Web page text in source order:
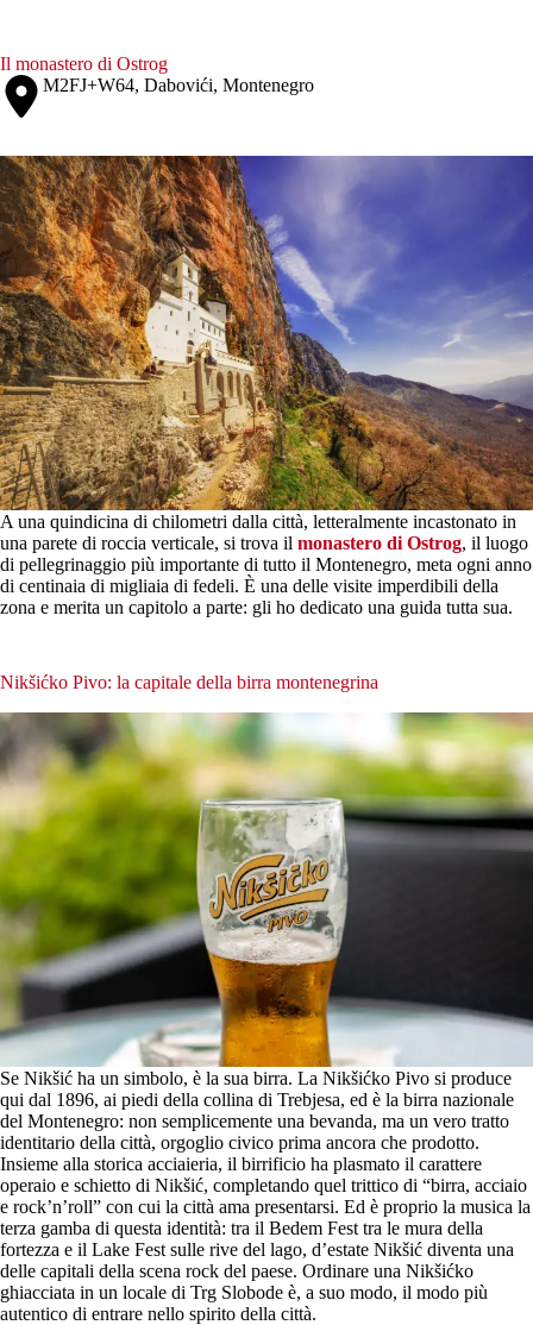
Il monastero di Ostrog
M2FJ+W64, Dabovići, Montenegro
A una quindicina di chilometri dalla città, letteralmente incastonato in
una parete di roccia verticale, si trova il monastero di Ostrog, il luogo
di pellegrinaggio più importante di tutto il Montenegro, meta ogni anno
di centinaia di migliaia di fedeli. È una delle visite imperdibili della
zona e merita un capitolo a parte: gli ho dedicato una guida tutta sua.
Nikšićko Pivo: la capitale della birra montenegrina
Se Nikšić ha un simbolo, è la sua birra. La Nikšićko Pivo si produce
qui dal 1896, ai piedi della collina di Trebjesa, ed è la birra nazionale
del Montenegro: non semplicemente una bevanda, ma un vero tratto
identitario della città, orgoglio civico prima ancora che prodotto.
Insieme alla storica acciaieria, il birrificio ha plasmato il carattere
operaio e schietto di Nikšić, completando quel trittico di “birra, acciaio
e rock’n’roll” con cui la città ama presentarsi. Ed è proprio la musica la
terza gamba di questa identità: tra il Bedem Fest tra le mura della
fortezza e il Lake Fest sulle rive del lago, d’estate Nikšić diventa una
delle capitali della scena rock del paese. Ordinare una Nikšićko
ghiacciata in un locale di Trg Slobode è, a suo modo, il modo più
autentico di entrare nello spirito della città.